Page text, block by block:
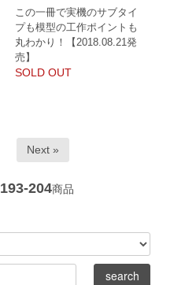
この一冊で実機のサブタイ
プも模型の工作ポイントも
丸わかり！【2018.08.21発
売】
SOLD OUT
Next »
193-204商品